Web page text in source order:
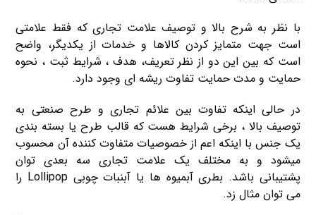
با نظر به شرح بالا و توصیف علامت تجاری که فقط علامتی
است جهت متمایز کردن کالاها و خدمات از یکدیگر، واضح
است که بین این دو از نظر تعریف، هدف ، شرایط ثبت ، نحوه
حمایت و مدت حمایت تفاوت ریشه ای وجود دارد.
در حالی اینکه تفاوت بین علائم تجاری و طرح صنعتی به
توصیف بالا ، برخی شرایط هست که قالب طرح یا بسته بندی
یک جنس با اینکه اعم از خصوصیات متفاوت کننده آن محسوب
میشود و به مختلف یک علامت تجاری سه بعدی توان
پشتیبانی باشد. بطری آبمیوه ها یا آبنبات چوبی Lollipop را
می توان مثال زد.